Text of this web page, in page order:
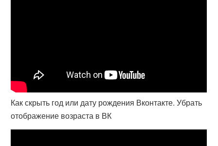
Как скрыть год или дату рождения Вконтакте. Убрать
отображение возраста в ВК